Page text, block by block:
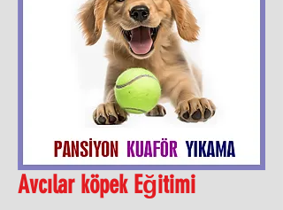
Avcılar köpek Eğitimi